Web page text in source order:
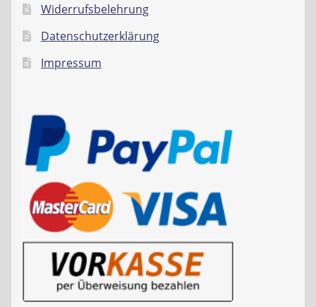
Widerrufsbelehrung
Datenschutzerklärung
Impressum